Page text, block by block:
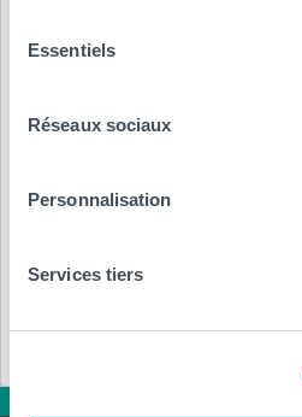
Essentiels
Réseaux sociaux
Personnalisation
Services tiers
Moret sur loing
Réf. : 2024-123626
Annexe :